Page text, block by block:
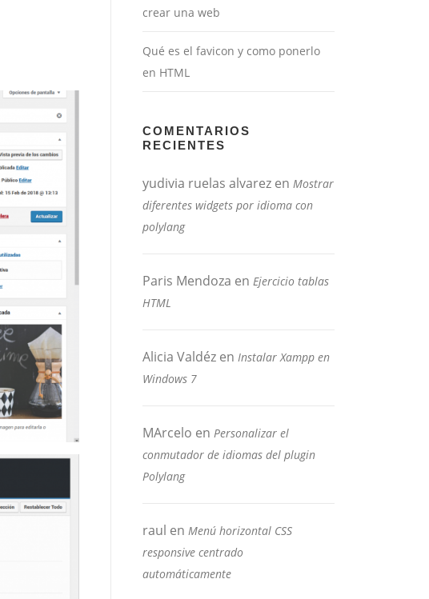
crear una web
Qué es el favicon y como ponerlo
en HTML
COMENTARIOS
RECIENTES
yudivia ruelas alvarez en Mostrar
diferentes widgets por idioma con
polylang
Paris Mendoza en Ejercicio tablas
HTML
Alicia Valdéz en Instalar Xampp en
Windows 7
MArcelo en Personalizar el
conmutador de idiomas del plugin
Polylang
raul en Menú horizontal CSS
responsive centrado
automáticamente